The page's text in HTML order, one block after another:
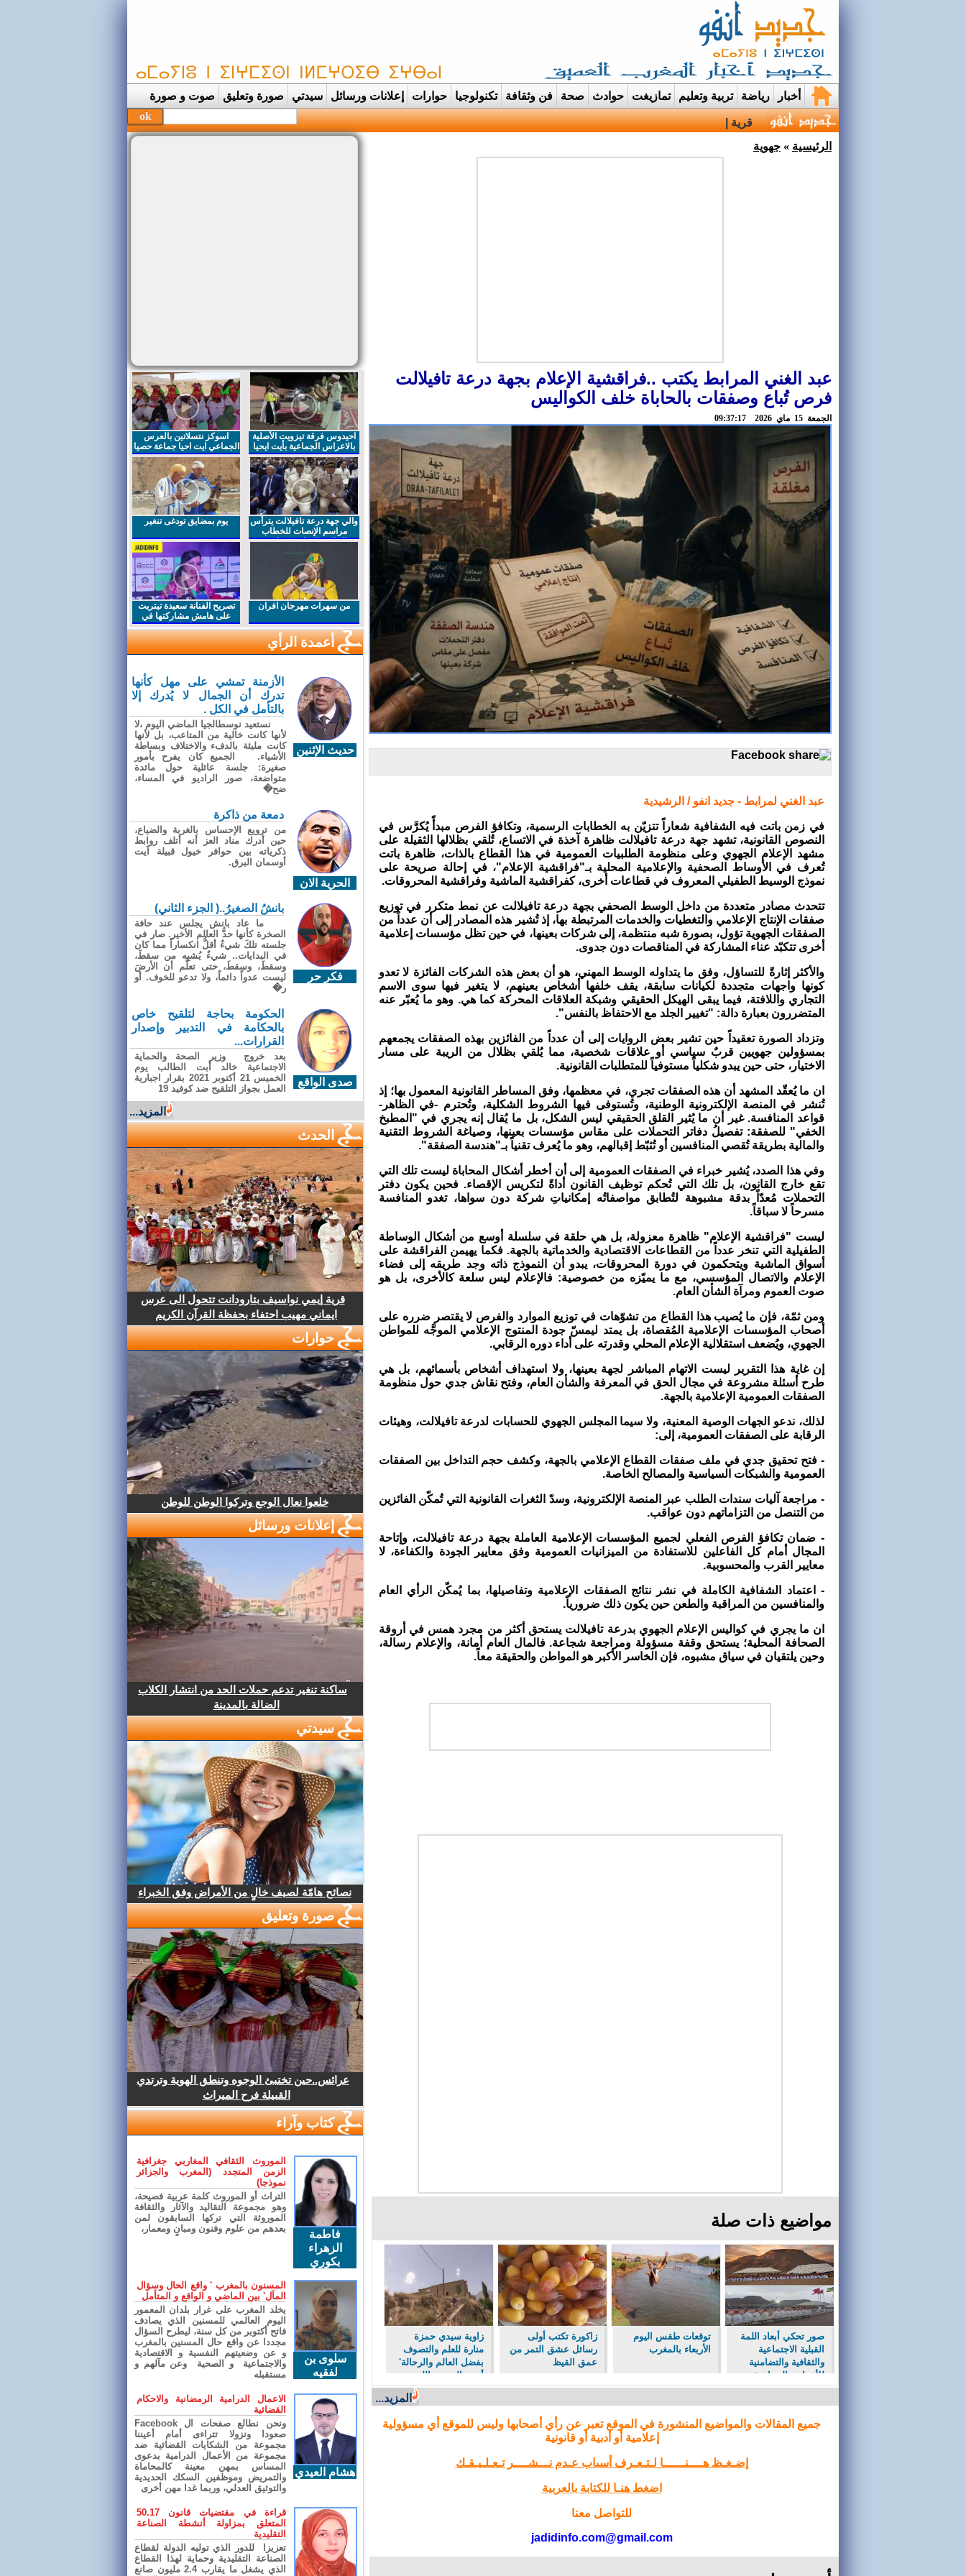
أخبار رياضة تربية وتعليم تمازيغت حوادث صحة فن وثقافة تكنولوجيا حوارات إعلانات ورسائل سيدتي صورة وتعليق صوت و صورة
قرية إيمي نواسيف بتارودانت تتحول الى عرس ايماني مهيب |
الرئيسية » جهوية
عبد الغني المرابط يكتب ..فراقشية الإعلام بجهة درعة تافيلالت
فرص تُباع وصفقات بالحاباة خلف الكواليس
الجمعة 15 ماي 2026 09:37:17
عبد الغني لمرابط - جديد انفو / الرشيدية
في زمن باتت فيه الشفافية شعاراً تتزيّن به الخطابات الرسمية، وتكافؤ الفرص مبدأً يُكرَّس في
النصوص القانونية، تشهد جهة درعة تافيلالت ظاهرة آخذة في الاتساع، تُلقي بظلالها الثقيلة على
مشهد الإعلام الجهوي وعلى منظومة الطلبيات العمومية في هذا القطاع بالذات، ظاهرة باتت
تُعرف في الأوساط الصحفية والإعلامية المحلية بـ"فراقشية الإعلام"، في إحالة صريحة على
نموذج الوسيط الطفيلي المعروف في قطاعات أخرى، كفراقشية الماشية وفراقشية المحروقات.
تتحدث مصادر متعددة من داخل الوسط الصحفي بجهة درعة تافيلالت عن نمط متكرر في توزيع
صفقات الإنتاج الإعلامي والتغطيات والخدمات المرتبطة بها، إذ تُشير هذه المصادر إلى أن عدداً من
الصفقات الجهوية تؤول، بصورة شبه منتظمة، إلى شركات بعينها، في حين تظل مؤسسات إعلامية
أخرى تتكبّد عناء المشاركة في المناقصات دون جدوى.
والأكثر إثارةً للتساؤل، وفق ما يتداوله الوسط المهني، هو أن بعض هذه الشركات الفائزة لا تعدو
كونها واجهات متجددة لكيانات سابقة، يقف خلفها أشخاص بعينهم، لا يتغير فيها سوى الاسم
التجاري واللافتة، فيما يبقى الهيكل الحقيقي وشبكة العلاقات المحركة كما هي. وهو ما يُعبّر عنه
المتضررون بعبارة دالة: "تغيير الجلد مع الاحتفاظ بالنفس".
وتزداد الصورة تعقيداً حين تشير بعض الروايات إلى أن عدداً من الفائزين بهذه الصفقات يجمعهم
بمسؤولين جهويين قربٌ سياسي أو علاقات شخصية، مما يُلقي بظلال من الريبة على مسار
الاختيار، حتى حين يبدو شكلياً مستوفياً للمتطلبات القانونية.
ان ما يُعقّد المشهد أن هذه الصفقات تجري، في معظمها، وفق المساطر القانونية المعمول بها؛ إذ
تُنشر في المنصة الإلكترونية الوطنية، وتُستوفى فيها الشروط الشكلية، وتُحترم -في الظاهر-
قواعد المنافسة. غير أن ما يُثير القلق الحقيقي ليس الشكل، بل ما يُقال إنه يجري في "المطبخ
الخفي" للصفقة: تفصيلُ دفاتر التحملات على مقاس مؤسسات بعينها، وصياغة الشروط التقنية
والمالية بطريقة تُقصي المنافسين أو تُثبّط إقبالهم، وهو ما يُعرف تقنياً بـ"هندسة الصفقة".
وفي هذا الصدد، يُشير خبراء في الصفقات العمومية إلى أن أخطر أشكال المحاباة ليست تلك التي
تقع خارج القانون، بل تلك التي تُحكم توظيف القانون أداةً لتكريس الإقصاء. فحين يكون دفتر
التحملات مُعدّاً بدقة مشبوهة لتُطابق مواصفاتُه إمكانياتِ شركة دون سواها، تغدو المنافسة
مسرحاً لا سباقاً.
ليست "فراقشية الإعلام" ظاهرة معزولة، بل هي حلقة في سلسلة أوسع من أشكال الوساطة
الطفيلية التي تنخر عدداً من القطاعات الاقتصادية والخدماتية بالجهة. فكما يهيمن الفراقشة على
أسواق الماشية ويتحكمون في دورة المحروقات، يبدو أن النموذج ذاته وجد طريقه إلى فضاء
الإعلام والاتصال المؤسسي، مع ما يميّزه من خصوصية: فالإعلام ليس سلعة كالأخرى، بل هو
صوت العموم ومرآة الشأن العام.
ومن ثمّة، فإن ما يُصيب هذا القطاع من تشوّهات في توزيع الموارد والفرص لا يقتصر ضرره على
أصحاب المؤسسات الإعلامية المُقصاة، بل يمتد ليمسّ جودة المنتوج الإعلامي الموجَّه للمواطن
الجهوي، ويُضعف استقلالية الإعلام المحلي وقدرته على أداء دوره الرقابي.
إن غاية هذا التقرير ليست الاتهام المباشر لجهة بعينها، ولا استهداف أشخاص بأسمائهم، بل هي
طرح أسئلة مشروعة في مجال الحق في المعرفة والشأن العام، وفتح نقاش جدي حول منظومة
الصفقات العمومية الإعلامية بالجهة.
لذلك، ندعو الجهات الوصية المعنية، ولا سيما المجلس الجهوي للحسابات لدرعة تافيلالت، وهيئات
الرقابة على الصفقات العمومية، إلى:
- فتح تحقيق جدي في ملف صفقات القطاع الإعلامي بالجهة، وكشف حجم التداخل بين الصفقات
العمومية والشبكات السياسية والمصالح الخاصة.
- مراجعة آليات سندات الطلب عبر المنصة الإلكترونية، وسدّ الثغرات القانونية التي تُمكّن الفائزين
من التنصل من التزاماتهم دون عواقب.
- ضمان تكافؤ الفرص الفعلي لجميع المؤسسات الإعلامية العاملة بجهة درعة تافيلالت، وإتاحة
المجال أمام كل الفاعلين للاستفادة من الميزانيات العمومية وفق معايير الجودة والكفاءة، لا
معايير القرب والمحسوبية.
-
اعتماد الشفافية الكاملة في نشر نتائج الصفقات الإعلامية وتفاصيلها، بما يُمكّن الرأي العام
والمنافسين من المراقبة والطعن حين يكون ذلك ضرورياً.
ان ما يجري في كواليس الإعلام الجهوي بدرعة تافيلالت يستحق أكثر من مجرد همس في أروقة
الصحافة المحلية؛ يستحق وقفة مسؤولة ومراجعة شجاعة. فالمال العام أمانة، والإعلام رسالة،
وحين يلتقيان في سياق مشبوه، فإن الخاسر الأكبر هو المواطن والحقيقة معاً.
مواضيع ذات صلة
صور تحكي أبعاد اللمة
القبلية الاجتماعية
والثقافية والتضامنية
للأعراس الجماعية ب
ايت احيا جماعة حصيا
توقعات طقس اليوم
الأربعاء بالمغرب
زاكورة تكتب أولى
رسائل عشق التمر من
عمق القيظ
زاوية سيدي حمزة
منارة للعلم والتصوف
بفضل العالم والرحالة'
أبو سالم عبد الله
العياشي'.
المزيد...
جميع المقالات والمواضيع المنشورة في الموقع تعبر عن رأي أصحابها وليس للموقع أي مسؤولية
إعلامية أو أدبية أو قانونية
إضـغـظ هــــنــــــا لـتـعـرف أسباب عـدم نـــشــــر تـعـلـيـقـك
اضغط هنـا للكتابة بالعربية
للتواصل معنا
jadidinfo.com@gmail.com
احيدوس فرقة تيزويت الأصلية
بالاعراس الجماعية بأيت ايحيا
اسوكز نتسلاتين بالعرس
الجماعي ايت احيا جماعة حصيا
والي جهة درعة تافيلالت يترأس
مراسم الإنصات للخطاب
الملكي السامي بمناسبة
يوم بمضايق تودغى تنغير
من سهرات مهرجان افران
تصريح الفنانة سعيدة تيتريت
على هامش مشاركتها في
مهرجان افران
أعمدة الرأي
حديث الإثنين
الأزمنة تمشي على مهل كأنها
تدرك أن الجمال لا يُدرك إلا
بالتأمل في الكل .
نستعيد نوسطالجيا الماضي اليوم ،لا
لأنها كانت خالية من المتاعب، بل لأنها
كانت مليئة بالدفء والاختلاف وبساطة
الأشياء. الجميع كان يفرح بأمور
صغيرة: جلسة عائلية حول مائدة
متواضعة، صور الراديو في المساء،
ضح�
الحرية الان
دمعة من ذاكرة
من ترويع الإحساس بالغربة والضياع،
حين أدرك مناد العز أنه أتلف روابط
ذكرياته بين حوافر خيول قبيلة آيت
أوسمان البرق.
فكر حر
بانشُ الصغيرُ..( الجزء الثاني)
ما عاد بانش يجلس عند حافة
الصخرة كأنها حدُّ العالم الأخير. صار في
جلسته تلكَ شيءٌ أقلُّ انكساراً مما كان
في البدايات.. شيءٌ يُشبِه من سقطَ،
وسقطَ، وسقطَ، حتى تعلّم أن الأرضَ
ليست عدواً دائماً، ولا تدعو للخوف. أو
ر�
صدى الواقع
الحكومة بحاجة لتلقيح خاص
بالحكامة في التدبير وإصدار
القرارات...
بعد خروج وزير الصحة والحماية
الاجتماعية خالد أبت الطالب يوم
الخميس 21 أكتوبر 2021 بقرار اجبارية
العمل بجواز التلقيح ضد كوفيد 19
المزيد...
الحدث
قرية إيمي نواسيف بتارودانت تتحول الى عرس
ايماني مهيب احتفاء بحفظة القرآن الكريم
حوارات
خلعوا نعال الوجع وتركوا الوطن للوطن
إعلانات ورسائل
ساكنة تنغير تدعم حملات الحد من انتشار الكلاب
الضالة بالمدينة
سيدتي
نصائح هامّة لصيف خالٍ من الأمراض وفق الخبراء
صورة وتعليق
عرائس..حين تختبئ الوجوه وتنطق الهوية وترتدي
القبيلة فرح الميراث
كتاب وآراء
فاطمة
الزهراء
بكوري
الموروث الثقافي المغاربي جغرافية
الزمن المتجدد (المغرب والجزائر
نموذجا)
التراث أو الموروث كلمة عربية فصيحة،
وهو مجموعة التقاليد والآثار والثقافة
الموروثة التي تركها السابقون لمن
بعدهم من علوم وفنون ومبانٍ ومعمار،
سلوى بن
لفقيه
المسنون بالمغرب ' واقع الحال وسؤال
المآل' بين الماضي و الواقع و المتأمل
يخلد المغرب على غرار بلدان المعمور
اليوم العالمي للمسنين الذي يصادف
فاتح أكتوبر من كل سنة، ليطرح السؤال
مجددا عن واقع حال المسنين بالمغرب
و عن وضعيتهم النفسية و الاقتصادية
والاجتماعية و الصحية وعن مآلهم و
مستقبله
هشام العيدي
الاعمال الدرامية الرمضانية والاحكام
القضائية
ونحن نطالع صفحات ال Facebook
صعودا ونزولا تتراءى أمام أعيننا
مجموعة من الشكايات القضائية ضد
مجموعة من الأعمال الدرامية بدعوى
المساس بمهن معينة كالمحاماة
والتمريض وموظفين السكك الحديدية
والتوثيق العدلي، وربما غدا مهن أخرى
قراءة في مقتضيات قانون 50.17
المتعلق بمزاولة أنشطة الصناعة
التقليدية
تعزيزا للدور الذي توليه الدولة لقطاع
الصناعة التقليدية وحماية لهذا القطاع
الذي يشغل ما يقارب 2.4 مليون صانع